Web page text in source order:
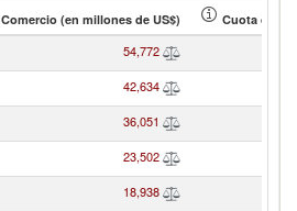
Comercio (en millones de US$) Cuota de
54,772
42,634
36,051
23,502
18,938